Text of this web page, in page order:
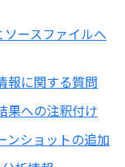
ソースファイルへ
報に関する質問
果への注釈付け
ンショットの追加